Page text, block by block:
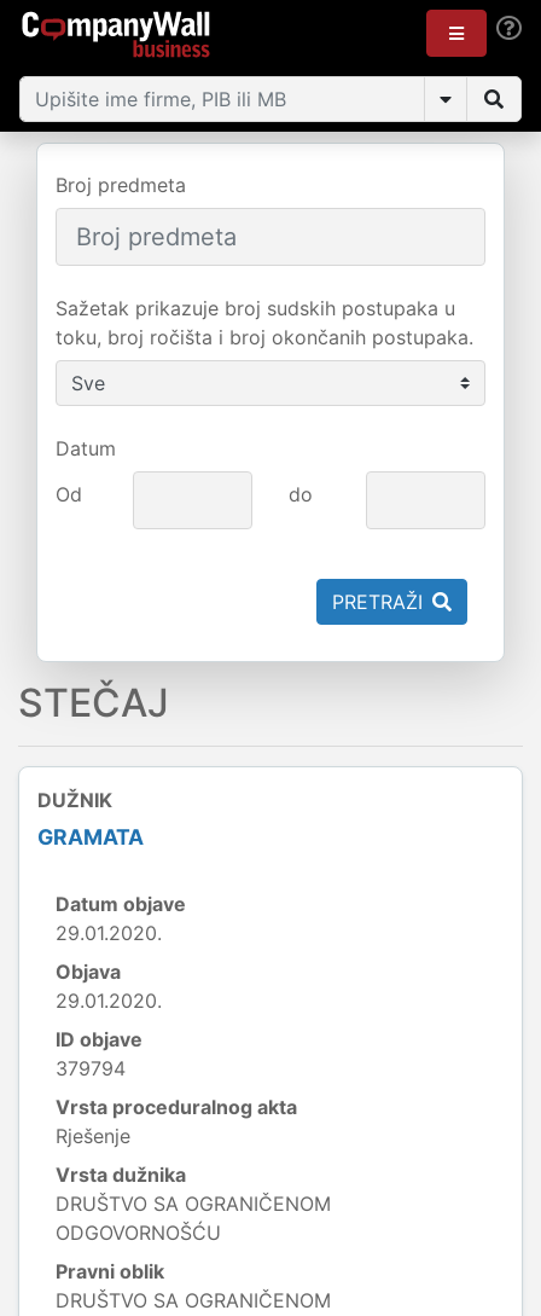
Broj predmeta
Sažetak prikazuje broj sudskih postupaka u
toku, broj ročišta i broj okončanih postupaka.
Datum
Od
do
PRETRAŽI
STEČAJ
DUŽNIK
GRAMATA
Datum objave
29.01.2020.
Objava
29.01.2020.
ID objave
379794
Vrsta proceduralnog akta
Rješenje
Vrsta dužnika
DRUŠTVO SA OGRANIČENOM
ODGOVORNOŠĆU
Pravni oblik
DRUŠTVO SA OGRANIČENOM